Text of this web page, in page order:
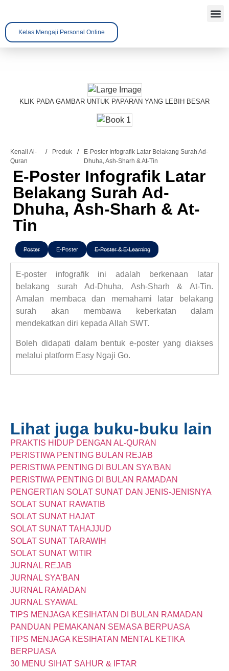
Kelas Mengaji Personal Online
KLIK PADA GAMBAR UNTUK PAPARAN YANG LEBIH BESAR
Kenali Al-
Quran
/ Produk /
E-Poster Infografik Latar Belakang Surah Ad-
Dhuha, Ash-Sharh & At-Tin
E-Poster Infografik Latar
Belakang Surah Ad-
Dhuha, Ash-Sharh & At-
Tin
Poster E-Poster E-Poster & E-Learning
E-poster infografik ini adalah berkenaan latar
belakang surah Ad-Dhuha, Ash-Sharh & At-Tin.
Amalan membaca dan memahami latar belakang
surah akan membawa keberkatan dalam
mendekatkan diri kepada Allah SWT.
Boleh didapati dalam bentuk e-poster yang diakses
melalui platform Easy Ngaji Go.
Lihat juga buku-buku lain
PRAKTIS HIDUP DENGAN AL-QURAN
PERISTIWA PENTING BULAN REJAB
PERISTIWA PENTING DI BULAN SYA'BAN
PERISTIWA PENTING DI BULAN RAMADAN
PENGERTIAN SOLAT SUNAT DAN JENIS-JENISNYA
SOLAT SUNAT RAWATIB
SOLAT SUNAT HAJAT
SOLAT SUNAT TAHAJJUD
SOLAT SUNAT TARAWIH
SOLAT SUNAT WITIR
JURNAL REJAB
JURNAL SYA'BAN
JURNAL RAMADAN
JURNAL SYAWAL
TIPS MENJAGA KESIHATAN DI BULAN RAMADAN
PANDUAN PEMAKANAN SEMASA BERPUASA
TIPS MENJAGA KESIHATAN MENTAL KETIKA
BERPUASA
30 MENU SIHAT SAHUR & IFTAR